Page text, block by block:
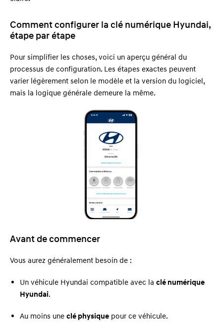
Comment configurer la clé numérique Hyundai,
étape par étape
Pour simplifier les choses, voici un aperçu général du
processus de configuration. Les étapes exactes peuvent
varier légèrement selon le modèle et la version du logiciel,
mais la logique générale demeure la même.
Avant de commencer
Vous aurez généralement besoin de :
Un véhicule Hyundai compatible avec la clé numérique
Hyundai.
Au moins une clé physique pour ce véhicule.